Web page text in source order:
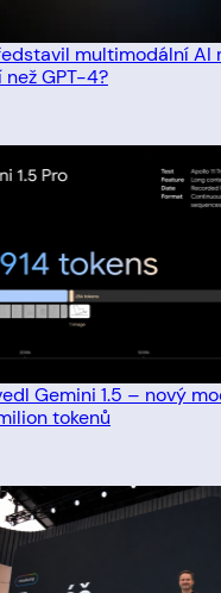
multimodální AI
GPT-4?
Gemini 1.5 – nový
tokenů